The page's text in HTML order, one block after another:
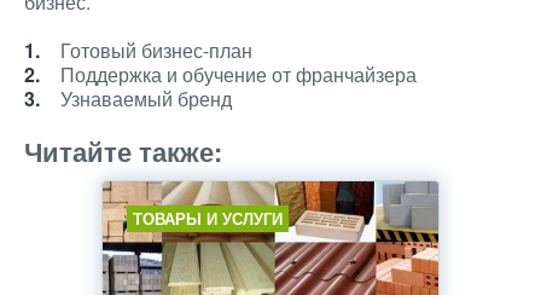
Готовый бизнес-план
Поддержка и обучение от франчайзера
Узнаваемый бренд
Читайте также:
ТОВАРЫ И УСЛУГИ